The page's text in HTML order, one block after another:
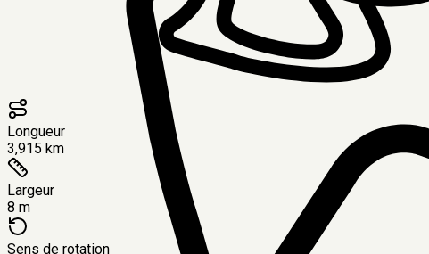
Longueur
3,915 km
Largeur
8 m
Sens de rotation